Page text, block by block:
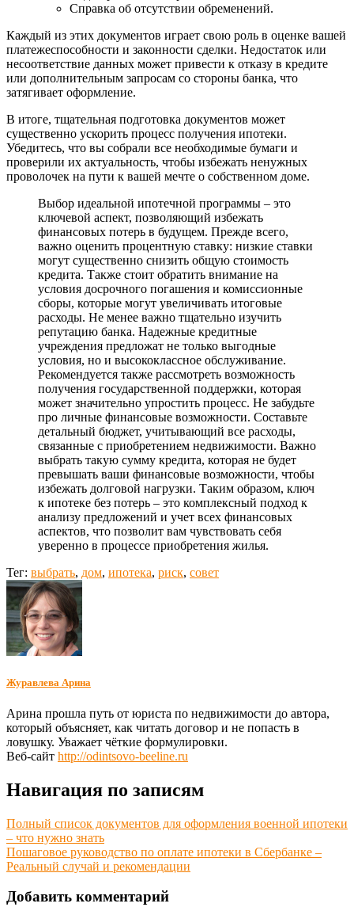
Справка об отсутствии обременений.
Каждый из этих документов играет свою роль в оценке вашей
платежеспособности и законности сделки. Недостаток или
несоответствие данных может привести к отказу в кредите
или дополнительным запросам со стороны банка, что
затягивает оформление.
В итоге, тщательная подготовка документов может
существенно ускорить процесс получения ипотеки.
Убедитесь, что вы собрали все необходимые бумаги и
проверили их актуальность, чтобы избежать ненужных
проволочек на пути к вашей мечте о собственном доме.
Выбор идеальной ипотечной программы – это
ключевой аспект, позволяющий избежать
финансовых потерь в будущем. Прежде всего,
важно оценить процентную ставку: низкие ставки
могут существенно снизить общую стоимость
кредита. Также стоит обратить внимание на
условия досрочного погашения и комиссионные
сборы, которые могут увеличивать итоговые
расходы. Не менее важно тщательно изучить
репутацию банка. Надежные кредитные
учреждения предложат не только выгодные
условия, но и высококлассное обслуживание.
Рекомендуется также рассмотреть возможность
получения государственной поддержки, которая
может значительно упростить процесс. Не забудьте
про личные финансовые возможности. Составьте
детальный бюджет, учитывающий все расходы,
связанные с приобретением недвижимости. Важно
выбрать такую сумму кредита, которая не будет
превышать ваши финансовые возможности, чтобы
избежать долговой нагрузки. Таким образом, ключ
к ипотеке без потерь – это комплексный подход к
анализу предложений и учет всех финансовых
аспектов, что позволит вам чувствовать себя
уверенно в процессе приобретения жилья.
Тег: выбрать, дом, ипотека, риск, совет
Журавлева Арина
Арина прошла путь от юриста по недвижимости до автора,
который объясняет, как читать договор и не попасть в
ловушку. Уважает чёткие формулировки.
Веб-сайт http://odintsovo-beeline.ru
Навигация по записям
Полный список документов для оформления военной ипотеки
– что нужно знать
Пошаговое руководство по оплате ипотеки в Сбербанке –
Реальный случай и рекомендации
Добавить комментарий